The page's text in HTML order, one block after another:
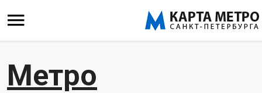
Метро